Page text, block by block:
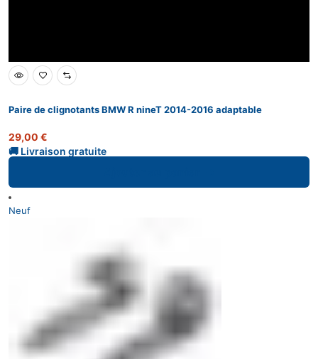
Paire de clignotants BMW R nineT 2014-2016 adaptable
29,00 €
Neuf